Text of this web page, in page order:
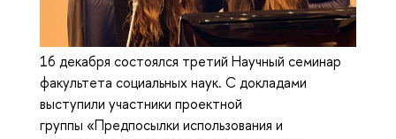
16 декабря состоялся третий Научный семинар
факультета социальных наук. С докладами
выступили участники проектной
группы «Предпосылки использования и